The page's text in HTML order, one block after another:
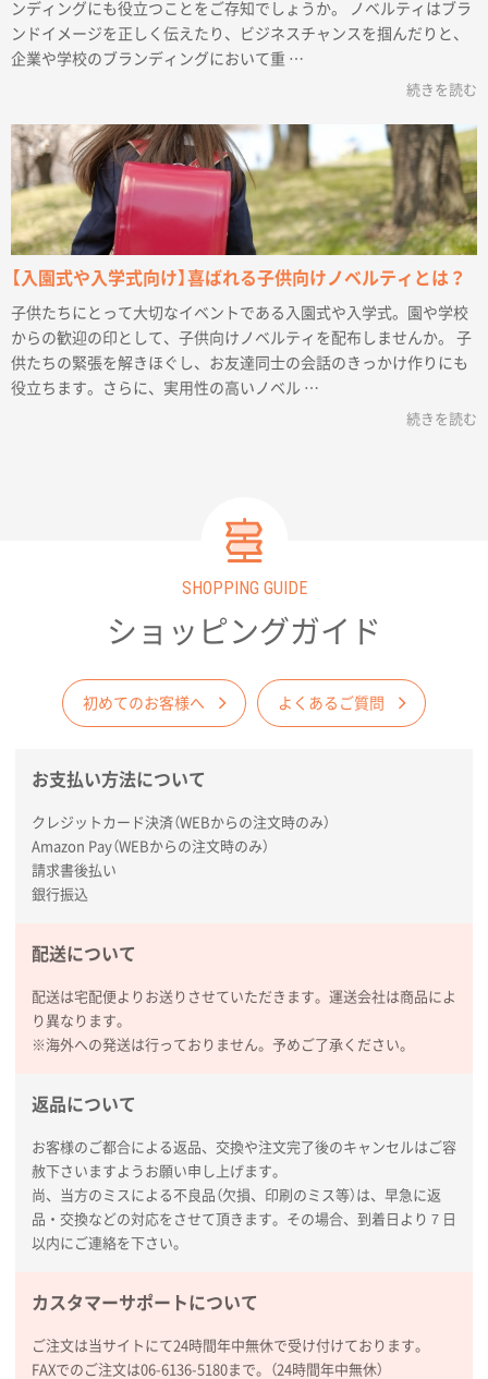
ンディングにも役立つことをご存知でしょうか。 ノベルティはブラ
ンドイメージを正しく伝えたり、ビジネスチャンスを掴んだりと、
企業や学校のブランディングにおいて重 …
続きを読む
【入園式や入学式向け】喜ばれる子供向けノベルティとは？
子供たちにとって大切なイベントである入園式や入学式。園や学校
からの歓迎の印として、子供向けノベルティを配布しませんか。 子
供たちの緊張を解きほぐし、お友達同士の会話のきっかけ作りにも
役立ちます。さらに、実用性の高いノベル …
続きを読む
SHOPPING GUIDE
ショッピングガイド
初めてのお客様へ よくあるご質問
お支払い方法について
クレジットカード決済（WEBからの注文時のみ）
Amazon Pay（WEBからの注文時のみ）
請求書後払い
銀行振込
配送について
配送は宅配便よりお送りさせていただきます。運送会社は商品によ
り異なります。
※海外への発送は行っておりません。予めご了承ください。
返品について
お客様のご都合による返品、交換や注文完了後のキャンセルはご容
赦下さいますようお願い申し上げます。
尚、当方のミスによる不良品（欠損、印刷のミス等）は、早急に返
品・交換などの対応をさせて頂きます。その場合、到着日より７日
以内にご連絡を下さい。
カスタマーサポートについて
ご注文は当サイトにて24時間年中無休で受け付けております。
FAXでのご注文は06-6136-5180まで。（24時間年中無休）